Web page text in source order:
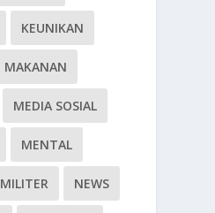
KEUNIKAN
MAKANAN
MEDIA SOSIAL
MENTAL
MILITER NEWS